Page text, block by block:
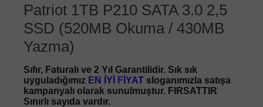
Patriot 1TB P210 SATA 3.0 2,5
SSD (520MB Okuma / 430MB
Yazma)
Sıfır, Faturalı ve 2 Yıl Garantilidir. Sık sık
uyguladığımız EN İYİ FİYATsloganımızla satışa
kampanyalı olarak sunulmuştur. FIRSATTIR
Sınırlı sayıda vardır.